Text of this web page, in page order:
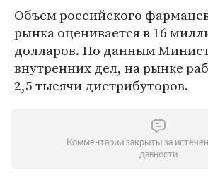
Объем российского
рынка оценивается в 16
долларов. По данным
внутренних дел, на рынке
2,5 тысячи дистрибуторов.
Комментарии закрыты за
давности